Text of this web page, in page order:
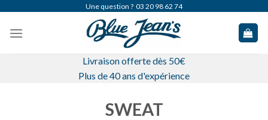
content
Une question ? 03 20 98 62 74
Livraison offerte dès 50€
Plus de 40 ans d'expérience
SWEAT